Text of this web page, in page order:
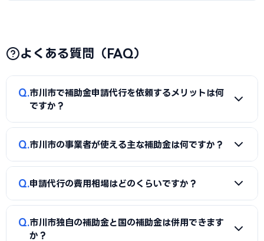
よくある質問（FAQ）
Q 市川市で補助金申請代行を依頼するメリットは何
ですか？
A
補助金は事業計画書の完成度で採択率が大きく変わりま
成、必要書類の整備、申請システム（電子申請）の操作、採
択後の実績報告まで一貫してサポートを受けられます。本業に
Q 市川市の事業者が使える主な補助金は何ですか？
A
国の「ものづくり補助金」「IT導入補助金」「小規模事
投資補助金」に加え、市川市独自の補助金・助成金が活用で
きます。詳しくは本記事の「市川市独自の補助金制度」「国
の主要補助金」の各セクションをご覧ください。
Q 申請代行の費用相場はどのくらいですか？
A
一般的に「着手金（無料〜数万円）＋成功報酬（採択額
の10〜15%程度）」の体系が多く、完全成功報酬型の事務所
Q 市川市独自の補助金と国の補助金は併用できます
か？